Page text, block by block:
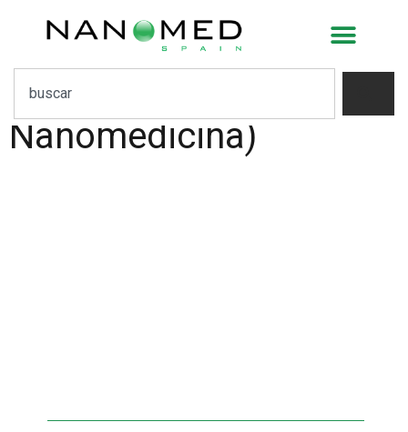
CIBER-BBN
(Bioingeniería,
Biomateriales y
Nanomedicina)